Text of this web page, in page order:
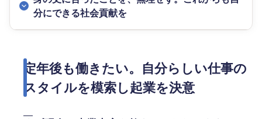
分にできる社会貢献を
定年後も働きたい。自分らしい仕事の
スタイルを模索し起業を決意